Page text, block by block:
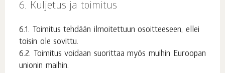
Kuljetus ja toimitus
Toimitus tehdään ilmoitettuun osoitteeseen, ellei
toisin ole sovittu.
Toimitus voidaan suorittaa myös muihin Euroopan
unionin maihin.